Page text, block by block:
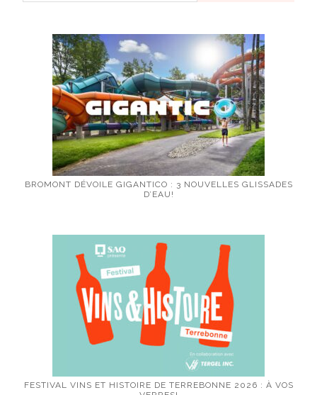
BROMONT DÉVOILE GIGANTICO : 3 NOUVELLES GLISSADES
D’EAU!
FESTIVAL VINS ET HISTOIRE DE TERREBONNE 2026 : À VOS